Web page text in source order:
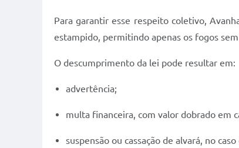
Para garantir esse respeito coletivo,
estampido, permitindo apenas os fogos
O descumprimento da lei pode resultar em:
advertência;
multa financeira, com valor dobrado em
suspensão ou cassação de alvará, no